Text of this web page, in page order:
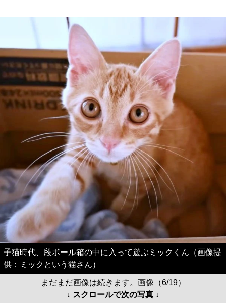
子猫時代、段ボール箱の中に入って遊ぶミックくん（画像提
供：ミックという猫さん）
まだまだ画像は続きます。画像（6/19）
↓ スクロールで次の写真 ↓